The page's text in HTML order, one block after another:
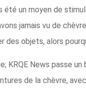
un moyen de
jamais vu de
objets, alors
KRQE News passe
de la chèvre,